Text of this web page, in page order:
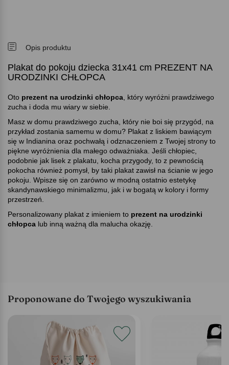
Opis produktu
Plakat do pokoju dziecka 31x41 cm PREZENT NA
URODZINKI CHŁOPCA
Oto prezent na urodzinki chłopca , który wyróżni prawdziwego
zucha i doda mu wiary w siebie.
Masz w domu prawdziwego zucha, który nie boi się przygód, na
przykład zostania samemu w domu? Plakat z liskiem bawiącym
się w Indianina oraz pochwałą i odznaczeniem z Twojej strony to
piękne wyróżnienia dla małego odważniaka. Jeśli chłopiec,
podobnie jak lisek z plakatu, kocha przygody, to z pewnością
pokocha również pomysł, by taki plakat zawisł na ścianie w jego
pokoju. Wpisze się on zarówno w modną ostatnio estetykę
skandynawskiego minimalizmu, jak i w bogatą w kolory i formy
przestrzeń.
Personalizowany plakat z imieniem to prezent na urodzinki
chłopca lub inną ważną dla malucha okazję.
Proponowane do Twojego wyszukiwania